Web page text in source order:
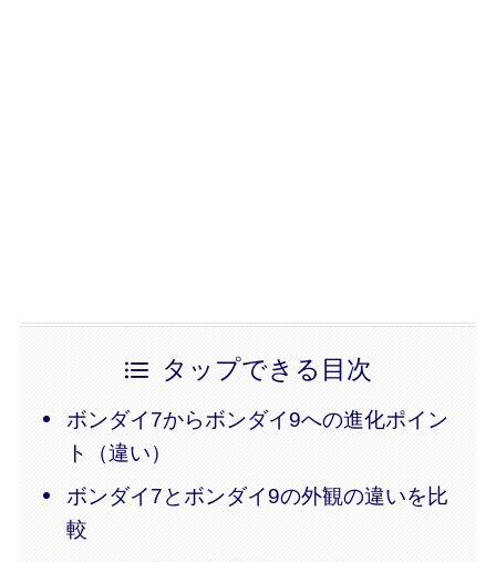
タップできる目次
ボンダイ7からボンダイ9への進化ポイン
ト（違い）
ボンダイ7とボンダイ9の外観の違いを比
較